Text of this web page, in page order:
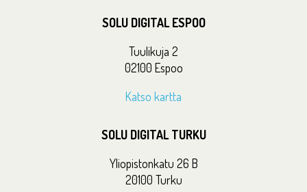
SOLU DIGITAL ESPOO
Tuulikuja 2
02100 Espoo
Katso kartta
SOLU DIGITAL TURKU
Yliopistonkatu 26 B
20100 Turku